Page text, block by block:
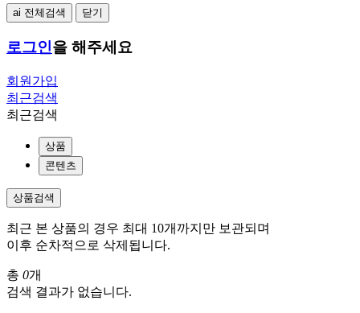
ai 전체검색 닫기
로그인을 해주세요
회원가입
최근검색
최근검색
상품
콘텐츠
상품검색
최근 본 상품의 경우 최대 10개까지만 보관되며
이후 순차적으로 삭제됩니다.
총 0개
검색 결과가 없습니다.